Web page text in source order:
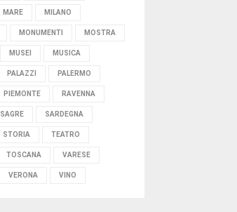
MARE MILANO
MONUMENTI MOSTRA
MUSEI MUSICA
PALAZZI PALERMO
PIEMONTE RAVENNA
SAGRE SARDEGNA
STORIA TEATRO
TOSCANA VARESE
VERONA VINO